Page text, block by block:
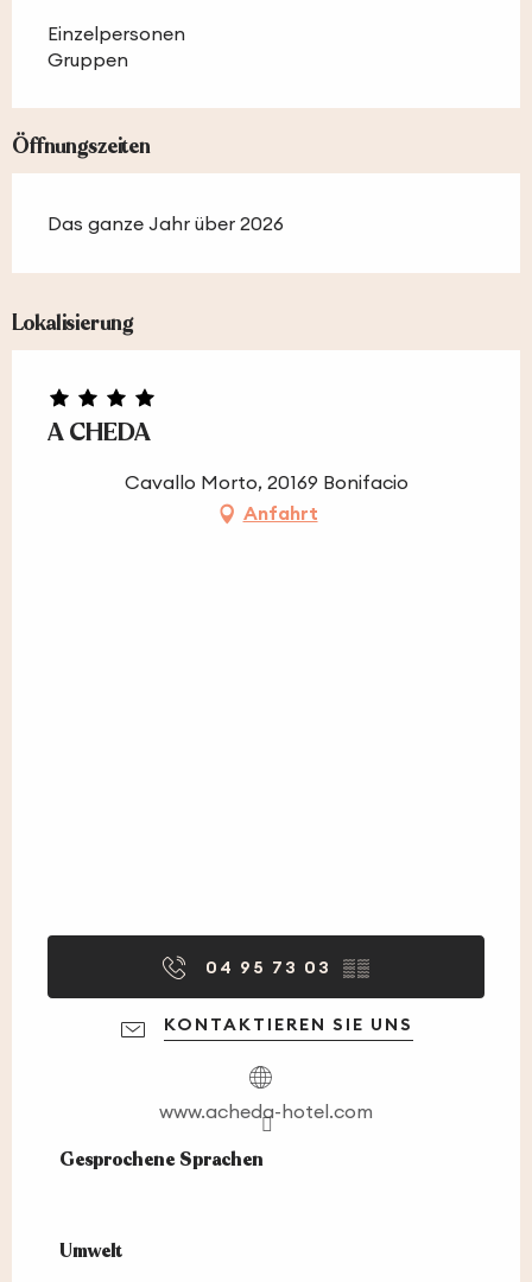
Einzelpersonen
Gruppen
Öffnungszeiten
Das ganze Jahr über 2026
Lokalisierung
A CHEDA
Cavallo Morto, 20169 Bonifacio
Anfahrt
04 95 73 03 ▒▒
KONTAKTIEREN SIE UNS
www.acheda-hotel.com
Gesprochene Sprachen
Gesprochene Sprachen
Umwelt
Umwelt